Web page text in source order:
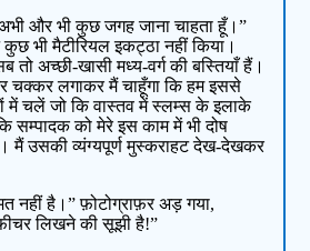
और भी कुछ जगह जाना चाहता हूँ।”
भी मैटीरियल इकट्ठा नहीं किया।
तो अच्छी-खासी मध्य-वर्ग की बस्तियाँ हैं।
चक्कर लगाकर मैं चाहूँगा कि हम इससे
में चलें जो कि वास्तव में स्लम्स के इलाके
सम्पादक को मेरे इस काम में भी दोष
मैं उसकी व्यंग्यपूर्ण मुस्कराहट देख-देखकर
नहीं है।” फ़ोटोग्राफ़र अड़ गया,
लिखने की सूझी है!”